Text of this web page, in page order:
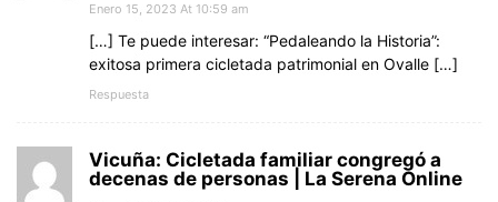
Enero 15, 2023 At 10:59 am
[…] Te puede interesar: “Pedaleando la Historia”:
exitosa primera cicletada patrimonial en Ovalle […]
Respuesta
Vicuña: Cicletada familiar congregó a
decenas de personas | La Serena Online